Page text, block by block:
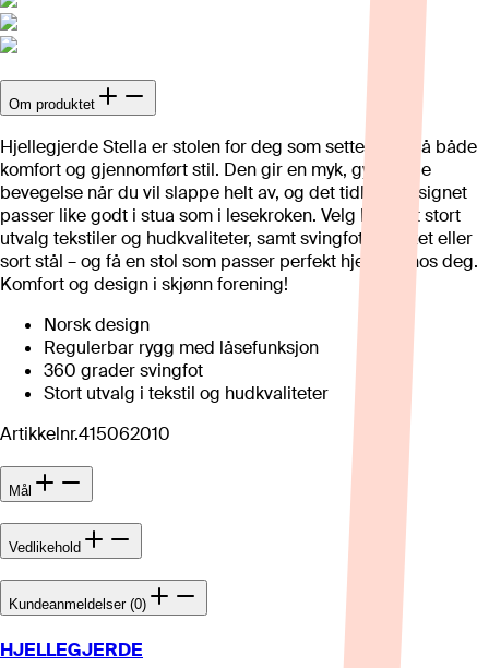
Om produktet
Hjellegjerde Stella er stolen for deg som setter pris på både
komfort og gjennomført stil. Den gir en myk, gyngende
bevegelse når du vil slappe helt av, og det tidløse designet
passer like godt i stua som i lesekroken. Velg blant et stort
utvalg tekstiler og hudkvaliteter, samt svingfot i børstet eller
sort stål – og få en stol som passer perfekt hjemme hos deg.
Komfort og design i skjønn forening!
Norsk design
Regulerbar rygg med låsefunksjon
360 grader svingfot
Stort utvalg i tekstil og hudkvaliteter
Artikkelnr.415062010
Mål
Vedlikehold
Kundeanmeldelser (0)
HJELLEGJERDE